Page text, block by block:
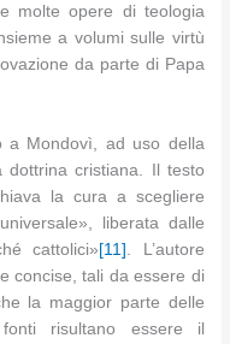
molte opere di teologia
a volumi sulle virtù
da parte di Papa
a Mondovì, ad uso della
dottrina cristiana. Il testo
la cura a scegliere
liberata dalle
cattolici»[11] . L’autore
concise, tali da essere di
la maggior parte delle
risultano essere il